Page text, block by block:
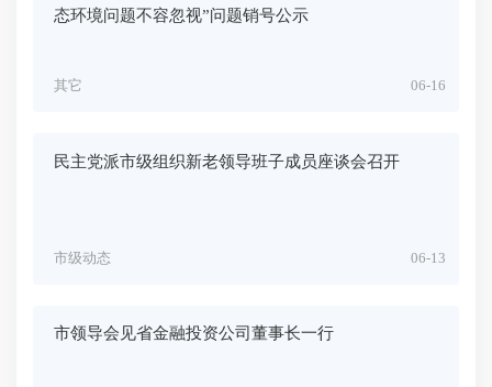
态环境问题不容忽视”问题销号公示
06-16
其它
民主党派市级组织新老领导班子成员座谈会召开
06-13
市级动态
市领导会见省金融投资公司董事长一行